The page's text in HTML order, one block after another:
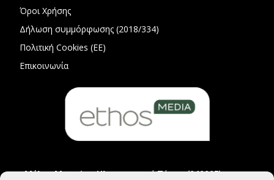
Όροι Χρήσης
Δήλωση συμμόρφωσης (2018/334)
Πολιτική Cookies (ΕΕ)
Επικοινωνία
Μέλος Μητρώου Ηλεκτρονικού Τύπου (242225)